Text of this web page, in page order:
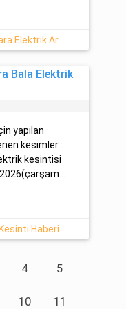
5 Ağustos - Çarşamba Bala/Ankara Elektrik Arızası
Bala Elektrik
yapılan
kesimler :
kesintisi
Haberi
4 5
10 11